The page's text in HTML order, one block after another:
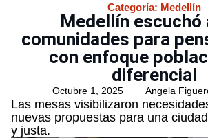
Categoría: Medellín
Medellín escuchó
comunidades para
con enfoque
diferencial
Octubre 1, 2025 Angela
Las mesas visibilizaron
nuevas propuestas para una
y justa.